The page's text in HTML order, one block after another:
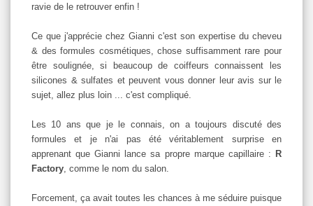
ravie de le retrouver enfin !
Ce que j'apprécie chez Gianni c'est son expertise du cheveu
& des formules cosmétiques, chose suffisamment rare pour
être soulignée, si beaucoup de coiffeurs connaissent les
silicones & sulfates et peuvent vous donner leur avis sur le
sujet, allez plus loin ... c'est compliqué.
Les 10 ans que je le connais, on a toujours discuté des
formules et je n'ai pas été véritablement surprise en
apprenant que Gianni lance sa propre marque capillaire : R
Factory , comme le nom du salon.
Forcement, ça avait toutes les chances à me séduire puisque